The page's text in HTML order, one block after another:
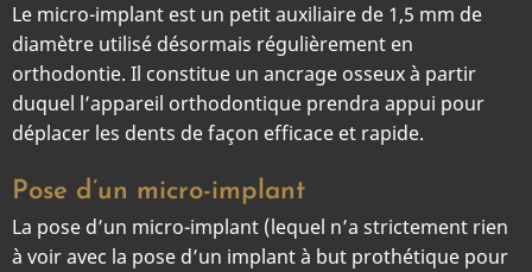
Le micro-implant est un petit auxiliaire de 1,5 mm de
diamètre utilisé désormais régulièrement en
orthodontie. Il constitue un ancrage osseux à partir
duquel l’appareil orthodontique prendra appui pour
déplacer les dents de façon efficace et rapide.
Pose d’un micro-implant
La pose d’un micro-implant (lequel n’a strictement rien
à voir avec la pose d’un implant à but prothétique pour